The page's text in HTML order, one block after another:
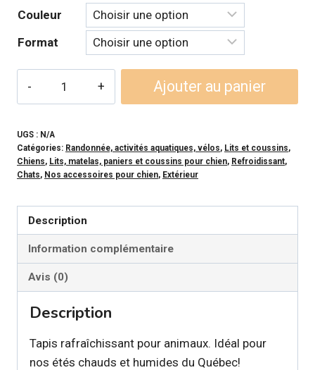
à
59,99$
Couleur
Format
PET
-
Tapis
chien
Ajouter au panier
UGS : N/A
Catégories: Randonnée, activités aquatiques, vélos, Lits et coussins,
Chiens, Lits, matelas, paniers et coussins pour chien, Refroidissant,
Chats, Nos accessoires pour chien, Extérieur
Description
Information complémentaire
Avis (0)
Description
Tapis rafraîchissant pour animaux. Idéal pour
nos étés chauds et humides du Québec!